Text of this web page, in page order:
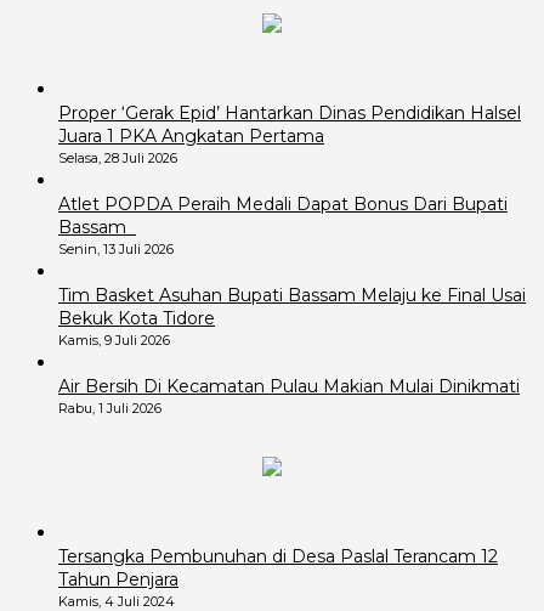
Proper ‘Gerak Epid’ Hantarkan Dinas Pendidikan Halsel
Juara 1 PKA Angkatan Pertama
Selasa, 28 Juli 2026
Atlet POPDA Peraih Medali Dapat Bonus Dari Bupati
Bassam
Senin, 13 Juli 2026
Tim Basket Asuhan Bupati Bassam Melaju ke Final Usai
Bekuk Kota Tidore
Kamis, 9 Juli 2026
Air Bersih Di Kecamatan Pulau Makian Mulai Dinikmati
Rabu, 1 Juli 2026
Tersangka Pembunuhan di Desa Paslal Terancam 12
Tahun Penjara
Kamis, 4 Juli 2024